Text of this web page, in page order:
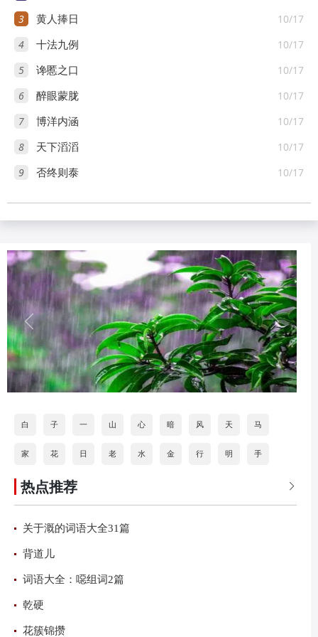
3 10/17
黄人捧日
4 10/17
十法九例
5 10/17
谗慝之口
6 10/17
醉眼蒙胧
7 10/17
博洋内涵
8 10/17
天下滔滔
9 10/17
否终则泰
白 子 一 山 心 暗 风 天 马
家 花 日 老 水 金 行 明 手
道 打 
热点推荐
关于溉的词语大全31篇
背道儿
词语大全：噁组词2篇
乾硬
花簇锦攒